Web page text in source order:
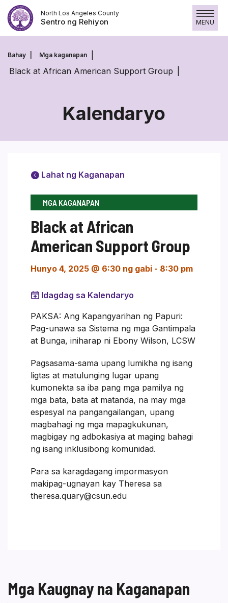
Laktawan
ang
nilalaman
North Los Angeles County
Sentro ng Rehiyon MENU
Bahay Mga kaganapan
Black at African American Support Group
Kalendaryo
Lahat ng Kaganapan
MGA KAGANAPAN
Black at African
American Support Group
Hunyo 4, 2025 @ 6:30 ng gabi - 8:30 pm
Idagdag sa Kalendaryo
PAKSA: Ang Kapangyarihan ng Papuri:
Pag-unawa sa Sistema ng mga Gantimpala
at Bunga, iniharap ni Ebony Wilson, LCSW
Pagsasama-sama upang lumikha ng isang
ligtas at matulunging lugar upang
kumonekta sa iba pang mga pamilya ng
mga bata, bata at matanda, na may mga
espesyal na pangangailangan, upang
magbahagi ng mga mapagkukunan,
magbigay ng adbokasiya at maging bahagi
ng isang inklusibong komunidad.
Para sa karagdagang impormasyon
makipag-ugnayan kay Theresa sa
theresa.quary@csun.edu
Mga Kaugnay na Kaganapan